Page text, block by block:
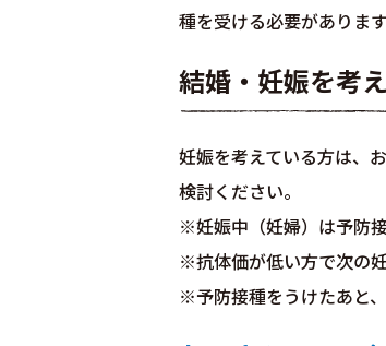
種を受ける必要があります
結婚・妊娠を考
妊娠を考えている方は、
検討ください。
※妊娠中（妊婦）は予防
※抗体価が低い方で次の
※予防接種をうけたあと